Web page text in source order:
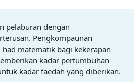
pelaburan dengan
Pengkompaunan
matematik bagi kekerapan
kadar pertumbuhan
kadar faedah yang diberikan.